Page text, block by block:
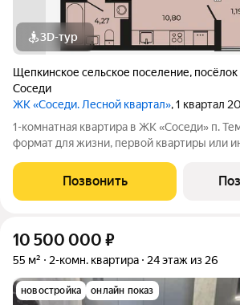
3D-тур
Щепкинское сельское поселение,
Соседи
ЖК «Соседи. Лесной квартал», 1 квартал
1-комнатная квартира в ЖК «Соседи» п. Темерницкий. Удобный
формат для жизни, первой квартиры или
квартале, где больше воздуха, тишины и
пространства. О квартире:
Позвонить
10 500 000 ₽
55 м² 2-комн. квартира 24 этаж из 26
новостройка онлайн показ